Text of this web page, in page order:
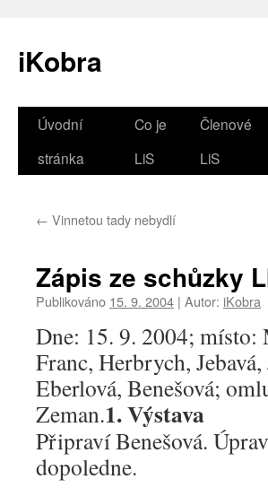
iKobra
Přejít
webu
Úvodní
stránka
Co je
LiS
Členové
LiS
← Vinnetou tady nebydlí
Zápis ze schůzky
Publikováno 15. 9. 2004 | Autor: iKobra
Dne: 15. 9. 2004;
Franc, Herbrych,
Eberlová, Benešová;
Zeman.1. Výstava
Připraví Benešová.
dopoledne.